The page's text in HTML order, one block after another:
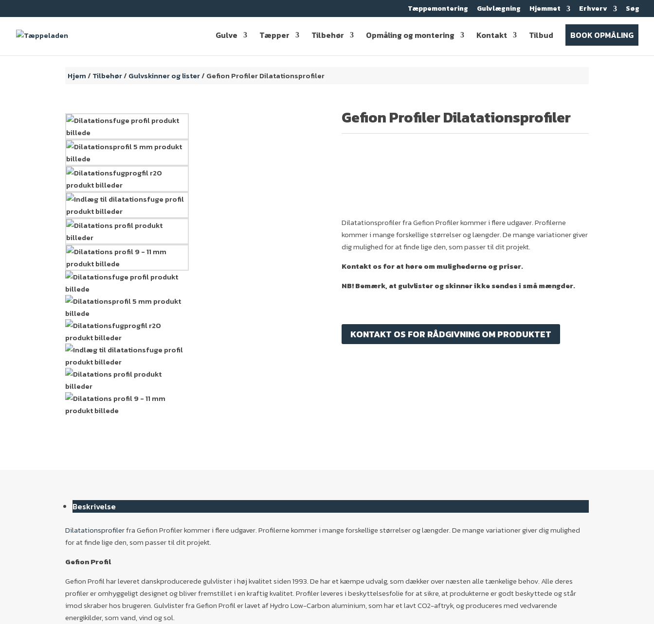
Tæppemontering Gulvlægning Hjemmet Erhverv Søg
Gulve Tæpper Tilbehør Opmåling og montering Kontakt Tilbud BOOK OPMÅLING
Hjem/ Tilbehør/ Gulvskinner og lister/ Gefion Profiler Dilatationsprofiler
Gefion Profiler Dilatationsprofiler
Dilatationsprofiler fra Gefion Profiler kommer i flere udgaver. Profilerne
kommer i mange forskellige størrelser og længder. De mange variationer giver
dig mulighed for at finde lige den, som passer til dit projekt.
Kontakt os for at høre om mulighederne og priser.
NB! Bemærk, at gulvlister og skinner ikke sendes i små mængder.
KONTAKT OS FOR RÅDGIVNING OM PRODUKTET
Beskrivelse
Dilatationsprofilerfra Gefion Profiler kommer i flere udgaver. Profilerne kommer i mange forskellige størrelser og længder. De mange variationer giver dig mulighed
for at finde lige den, som passer til dit projekt.
Gefion Profil
Gefion Profil har leveret danskproducerede gulvlister i høj kvalitet siden 1993. De har et kæmpe udvalg, som dækker over næsten alle tænkelige behov. Alle deres
profiler er omhyggeligt designet og bliver fremstillet i en kraftig kvalitet. Profiler leveres i beskyttelsesfolie for at sikre, at produkterne er godt beskyttede og står
imod skraber hos brugeren. Gulvlister fra Gefion Profil er lavet af Hydro Low-Carbon aluminium, som har et lavt CO2-aftryk, og produceres med vedvarende
energikilder, som vand, vind og sol.